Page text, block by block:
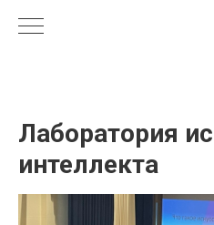
Лаборатория
интеллекта